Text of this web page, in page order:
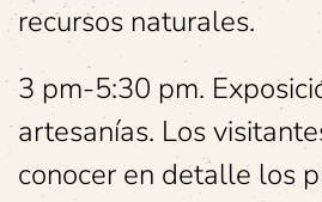
recursos naturales.
3 pm-5:30 pm.
artesanías. Los
conocer en detalle los